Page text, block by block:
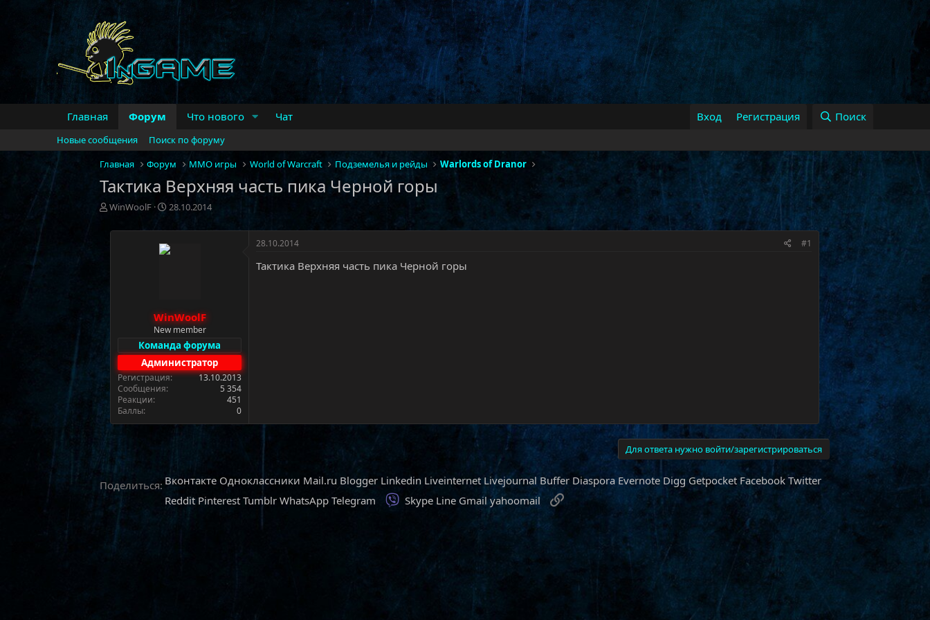
Главная Форум Что нового Чат Вход Регистрация Поиск
Новые сообщения
Поиск по форуму
Главная
Форум MMO игры World of Warcraft Подземелья и рейды Warlords of Dranor
Тактика Верхняя часть пика Черной горы
А
т
WinWoolF
Д
т
а
н
а
28.10.2014
WinWoolF
New member
Команда форума
Администратор
Регистрация
13.10.2013
Сообщения
5 354
Реакции
451
Баллы
0
28.10.2014 #1
Тактика Верхняя часть пика Черной горы
Для ответа нужно войти/зарегистрироваться
Поделиться: Вконтакте Одноклассники Mail.ru Blogger Linkedin Liveinternet Livejournal Buffer Diaspora Evernote Digg Getpocket Facebook Twitter
Reddit Pinterest Tumblr WhatsApp Telegram Viber
Skype Line Gmail yahoomail Ссылка